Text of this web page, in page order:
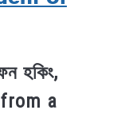
হকিং,
a